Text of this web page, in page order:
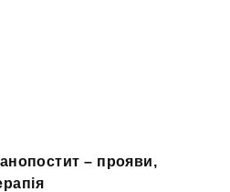
– прояви,